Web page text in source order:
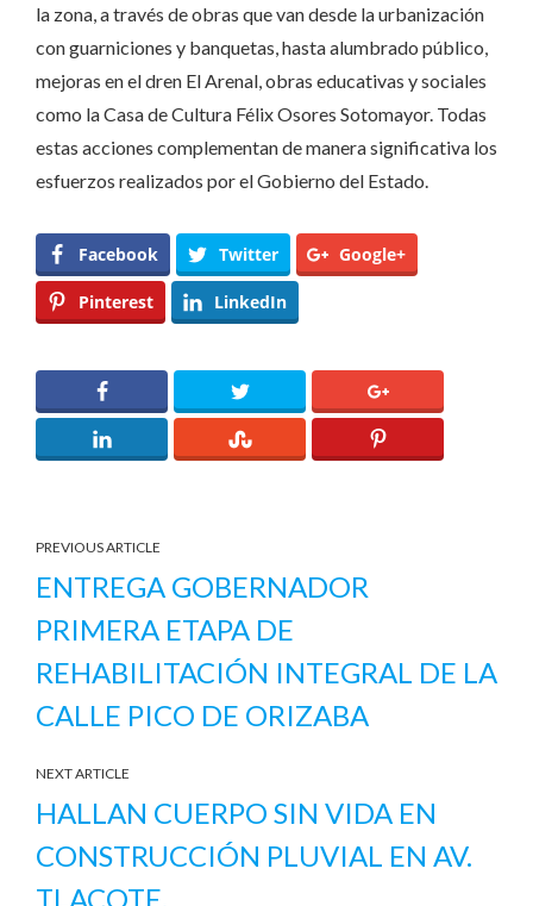
la zona, a través de obras que van desde la urbanización
con guarniciones y banquetas, hasta alumbrado público,
mejoras en el dren El Arenal, obras educativas y sociales
como la Casa de Cultura Félix Osores Sotomayor. Todas
estas acciones complementan de manera significativa los
esfuerzos realizados por el Gobierno del Estado.
Facebook Twitter Google+
Pinterest LinkedIn
PREVIOUS ARTICLE
ENTREGA GOBERNADOR
PRIMERA ETAPA DE
REHABILITACIÓN INTEGRAL DE LA
CALLE PICO DE ORIZABA
NEXT ARTICLE
HALLAN CUERPO SIN VIDA EN
CONSTRUCCIÓN PLUVIAL EN AV.
TLACOTE.